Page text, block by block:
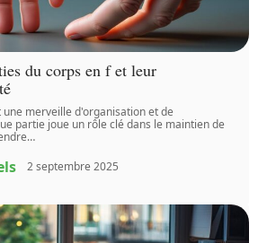
du corps en f et leur
une merveille d'organisation et de
partie joue un rôle clé dans le maintien de
…
2 septembre 2025